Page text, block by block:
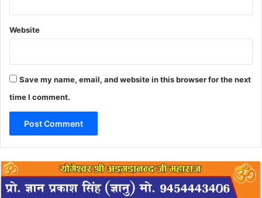
Website
Save my name, email, and website in this browser for the next
time I comment.